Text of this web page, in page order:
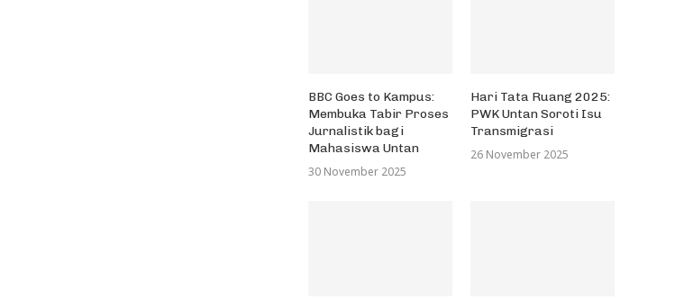
BBC Goes to Kampus:
Membuka Tabir Proses
Jurnalistik bagi
Mahasiswa Untan
30 November 2025
Hari Tata Ruang 2025:
PWK Untan Soroti Isu
Transmigrasi
26 November 2025